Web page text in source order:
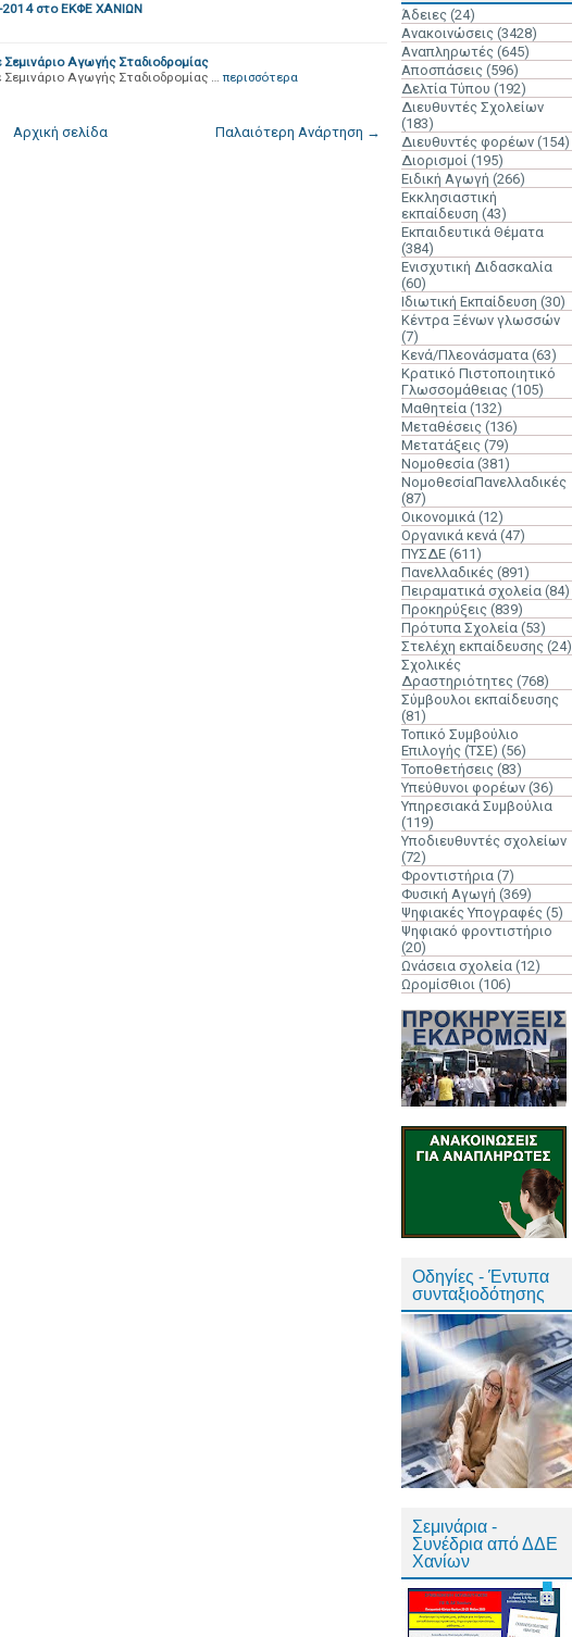
στο ΕΚΦΕ ΧΑΝΙΩΝ
Αγωγής Σταδιοδρομίας
Αγωγής Σταδιοδρομίας … περισσότερα
Παλαιότερη Ανάρτηση →
Αρχική σελίδα
Άδειες (24)
Ανακοινώσεις (3428)
Αναπληρωτές (645)
Αποσπάσεις (596)
Δελτία Τύπου (192)
Διευθυντές Σχολείων
(183)
Διευθυντές φορέων (154)
Διορισμοί (195)
Ειδική Αγωγή (266)
Εκκλησιαστική
εκπαίδευση (43)
Εκπαιδευτικά Θέματα
(384)
Ενισχυτική Διδασκαλία
(60)
Ιδιωτική Εκπαίδευση (30)
Κέντρα Ξένων γλωσσών
(7)
Κενά/Πλεονάσματα (63)
Κρατικό Πιστοποιητικό
Γλωσσομάθειας (105)
Μαθητεία (132)
Μεταθέσεις (136)
Μετατάξεις (79)
Νομοθεσία (381)
ΝομοθεσίαΠανελλαδικές
(87)
Οικονομικά (12)
Οργανικά κενά (47)
ΠΥΣΔΕ (611)
Πανελλαδικές (891)
Πειραματικά σχολεία (84)
Προκηρύξεις (839)
Πρότυπα Σχολεία (53)
Στελέχη εκπαίδευσης (24)
Σχολικές
Δραστηριότητες (768)
Σύμβουλοι εκπαίδευσης
(81)
Τοπικό Συμβούλιο
Επιλογής (ΤΣΕ) (56)
Τοποθετήσεις (83)
Υπεύθυνοι φορέων (36)
Υπηρεσιακά Συμβούλια
(119)
Υποδιευθυντές σχολείων
(72)
Φροντιστήρια (7)
Φυσική Αγωγή (369)
Ψηφιακές Υπογραφές (5)
Ψηφιακό φροντιστήριο
(20)
Ωνάσεια σχολεία (12)
Ωρομίσθιοι (106)
Οδηγίες - Έντυπα
συνταξιοδότησης
Σεμινάρια -
Συνέδρια από ΔΔΕ
Χανίων